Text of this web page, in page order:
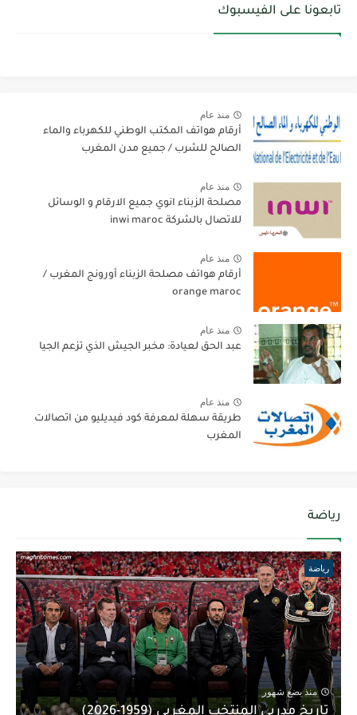
تابعونا على الفيسبوك
منذ عام
أرقام هواتف المكتب الوطني للكهرباء والماء
الصالح للشرب / جميع مدن المغرب
منذ عام
مصلحة الزبناء انوي جميع الارقام و الوسائل
للاتصال بالشركة inwi maroc
منذ عام
أرقام هواتف مصلحة الزبناء أورونج المغرب /
orange maroc
منذ عام
عبد الحق لعيادة: مخبر الجيش الذي تزعم الجيا
منذ عام
طريقة سهلة لمعرفة كود فيديليو من اتصالات
المغرب
رياضة
رياضة
منذ بضع شهور
تاريخ مدربي المنتخب المغربي (1959-2026)